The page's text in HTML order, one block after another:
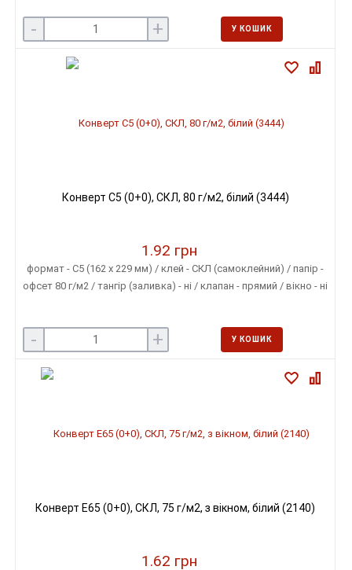
- + У КОШИК
Конверт C5 (0+0), СКЛ, 80 г/м2, білий (3444)
1.92 грн
формат - С5 (162 х 229 мм) / клей - СКЛ (самоклейний) / папір -
офсет 80 г/м2 / тангір (заливка) - ні / клапан - прямий / вікно - ні
- + У КОШИК
Конверт E65 (0+0), СКЛ, 75 г/м2, з вікном, білий (2140)
1.62 грн